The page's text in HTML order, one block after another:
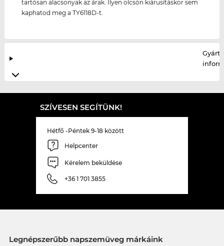
tartósan alacsonyak az árak. Ilyen olcsón kiárusításkor sem
kaphatod meg a TY6118D-t.
SZÍVESEN SEGÍTÜNK!
Hétfő -Péntek 9-18 között
Helpcenter
Kérelem beküldése
+36 1 701 3855
Legnépszerűbb napszemüveg márkáink